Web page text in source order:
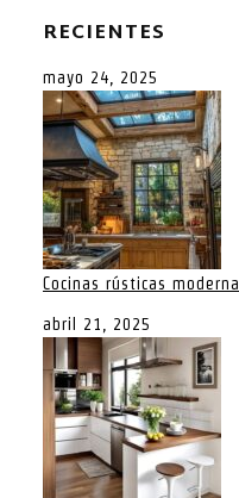
RECIENTES
mayo 24, 2025
Cocinas rústicas
abril 21, 2025